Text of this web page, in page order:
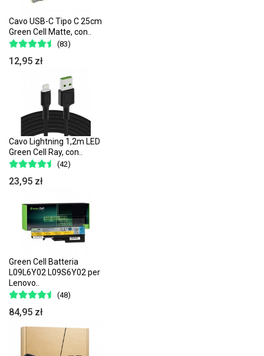
Cavo USB-C Tipo C 25cm
Green Cell Matte, con..
(83)
12,95 zł
Cavo Lightning 1,2m LED
Green Cell Ray, con..
(42)
23,95 zł
Green Cell Batteria
L09L6Y02 L09S6Y02 per
Lenovo..
(48)
84,95 zł